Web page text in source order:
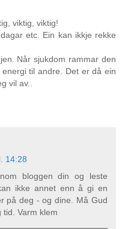
viktig, viktig!
etc. Ein kan ikkje rekke
Når sjukdom rammar den
til andre. Det er då ein
vil av..
14:28
bloggen din og leste
ikke annet enn å gi en
på deg - og dine. Må Gud
tid. Varm klem